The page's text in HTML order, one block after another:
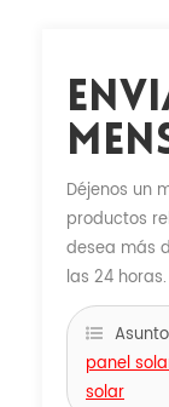
Déjenos un
productos
desea más
las 24 horas.
panel
solar